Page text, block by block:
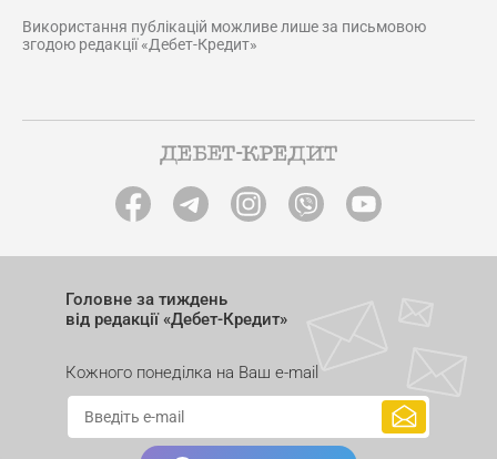
Використання публікацій можливе лише за письмовою
згодою редакції «Дебет-Кредит»
Головне за тиждень
від редакції «Дебет-Кредит»
Кожного понеділка на Ваш e-mail